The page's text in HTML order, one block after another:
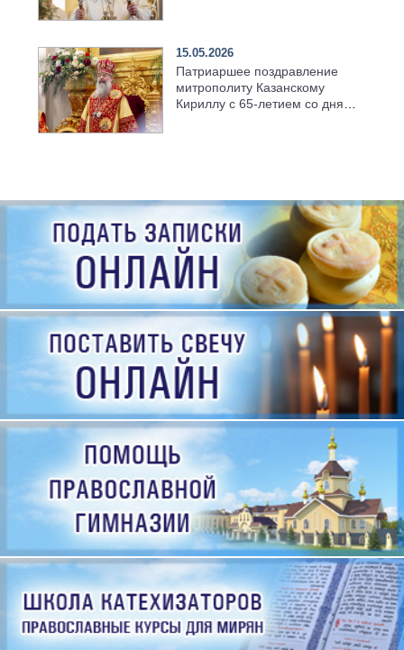
15.05.2026
Патриаршее поздравление
митрополиту Казанскому
Кириллу с 65-летием со дня